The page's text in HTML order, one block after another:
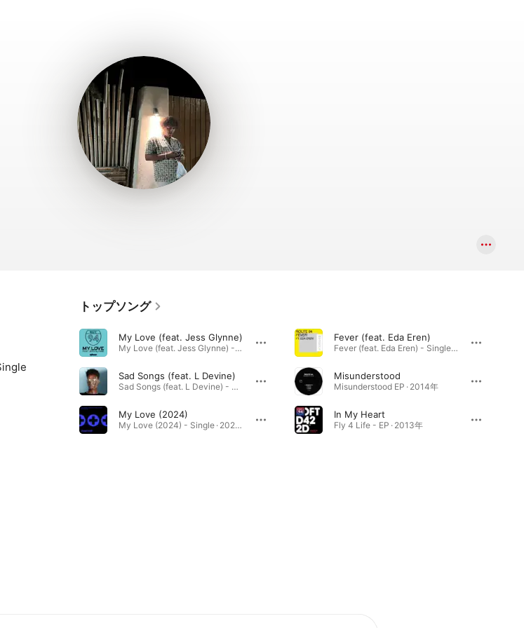
トップソング
My Love (feat. Jess Glynne)
My Love (feat. Jess Glynne) - Single · 2013年
Sad Songs (feat. L Devine)
Sad Songs (feat. L Devine) - Single · 2020年
My Love (2024)
My Love (2024) - Single · 2024年
Fever (feat. Eda Eren)
Fever (feat. Eda Eren) - Single · 2019年
Misunderstood
Misunderstood EP · 2014年
In My Heart
Fly 4 Life - EP · 2013年